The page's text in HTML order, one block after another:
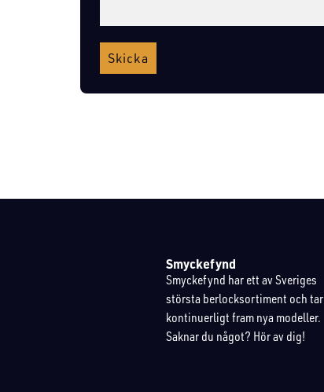
Skicka
Smyckefynd
Smyckefynd har ett av Sveriges
största berlocksortiment och tar
kontinuerligt fram nya modeller.
Saknar du något? Hör av dig!